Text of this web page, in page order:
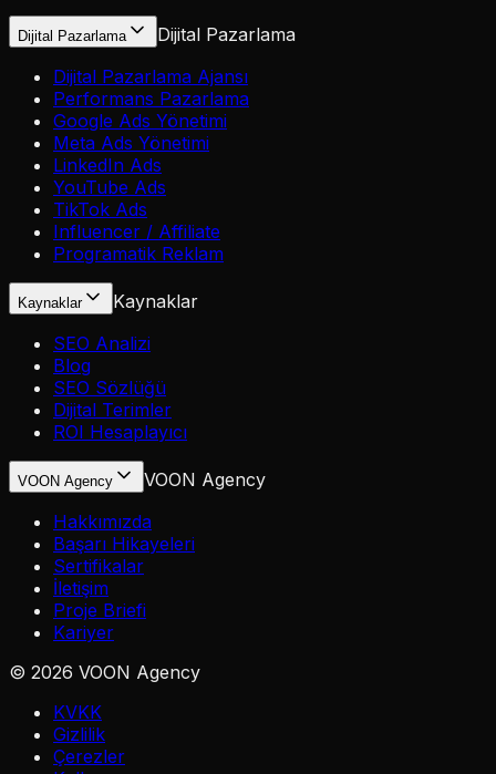
Dijital Pazarlama
Dijital Pazarlama
Dijital Pazarlama Ajansı
Performans Pazarlama
Google Ads Yönetimi
Meta Ads Yönetimi
LinkedIn Ads
YouTube Ads
TikTok Ads
Influencer / Affiliate
Programatik Reklam
Kaynaklar
Kaynaklar
SEO Analizi
Blog
SEO Sözlüğü
Dijital Terimler
ROI Hesaplayıcı
VOON Agency
VOON Agency
Hakkımızda
Başarı Hikayeleri
Sertifikalar
İletişim
Proje Briefi
Kariyer
© 2026 VOON Agency
KVKK
Gizlilik
Çerezler